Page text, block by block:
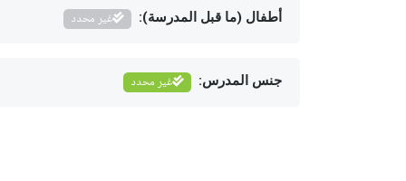
أطفال (ما قبل المدرسة): غير محدد
جنس المدرس: غير محدد